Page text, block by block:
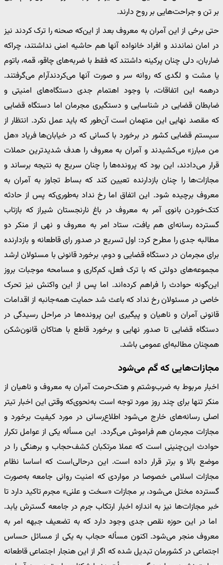
بر تن و جراحت‌هایی بر روح دارند.
حتی برخی از این آمران به معروف بعد از این‌که صحنه را ترک کردند نیز
در امان نماندند و افراد خانواده آنها هم حاشیه امنی نداشتند، چراکه
ضاربان، دلی چنان پرکینه داشتند که فقط با ضربه‌های چاقو، قمه، باتوم
یا مشت و لگدی که روانه سر و صورت آنها می‌کردندآرام می‌گرفتند.
درهمه این اتفاقات، با وجود اهتمام جدی دستگاه‌های امنیتی و
ضابطان قضایی در شناسایی و دستگیری مجرمان اما دستگاه قضایی
که مقصد نهایی این متهمان است آن‌طور که باید عمل نکرد. انتظار از
سیستم قضایی کشور در برخورد با کسانی که در خیابان‌ها فریاد «هل
من مبارز» می‌کشیدند و آمران به معروف را هدف شدیدترین حملات
قرار می‌دادند، این بود که پرونده‌ها را چنان سریع به نتیجه برساند و
مجازات‌ها را چنان بازدارنده تعیین کند که بساط تجاوز به آمران به
معروف برچیده شود. این اتفاق اما رخ نداد به‌طوری‌که پس از حادثه
کتک‌خوردن بانوی آمر به معروف در باغ نارنجستان شیراز که بازتاب
گسترده رسانه‌ای هم یافت، ستاد امر به معروف و نهی از منکر دو
مطالبه جدی را مطرح کرد: اول تسریع در صدور رای قاطعانه و بازدارنده
برای مجرمان در دستگاه قضایی و دوم، برخورد قانونی با مسئولان ارشد
مجموعه‌های دولتی که با ترک‌ فعل، کم‌کاری و مسامحه موجبات بروز
این‌گونه حوادث را فراهم کرده‌اند. اما پس از این واکنش نیز تحرک
خاصی در مسئولان رخ نداد که باعث شد حمایت همه‌جانبه از اقدامات
قانونی آمران و ناهیان و پیگیری این پرونده‌ها در مراحل رسیدگی در
دستگاه قضایی تا صدور نهایی و برخورد قاطع با هتاکان قانون‌شکن
همچنان مطالبه‌ای عمومی باشد.
مجازات‌هایی که گم می‌شود
اخبار مربوط به ضرب‌وشتم و هتک‌حرمت آمران به معروف و ناهیان از
منکر تنها برای چند روز مورد توجه است به‌نحوی‌که وقتی این اخبار تیتر
اصلی رسانه‌های خارج می‌شود اطلاع‌رسانی در مورد کیفیت برخورد و
مجازات مجرمان هم فراموش می‌گردد. این مسأله یکی از عوامل تکرار
حوادث این‌چنینی است که عملا مرتکبان کشف‌حجاب و برهنگی را در
موضع بالا و برتر قرار داده است. این درحالی‌است که اساسا نظام
مجازات اسلامی خصوصا در مواردی که امنیت روانی جامعه به‌صورت
گسترده مختل می‌شود، بر مجازات «سخت و علنی» مجرم تاکید دارد تا
خبر مجازات‌ها نیز به اندازه اخبار ارتکاب جرم در جامعه گسترش یابد.
اما در این حوزه نقص جدی وجود دارد که به تضعیف جبهه امر به
معروف منجر می‌شود. اکنون مسأله حجاب به یکی از مسائل حساس
اجتماعی در کشورمان تبدیل شده که اگر از این هنجار اجتماعی قاطعانه